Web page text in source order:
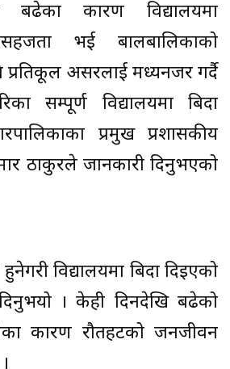
बढेका कारण विद्यालयमा
भई बालबालिकाको
प्रतिकूल असरलाई मध्यनजर गर्दै
सम्पूर्ण विद्यालयमा बिदा
प्रमुख प्रशासकीय
ठाकुरले जानकारी दिनुभएको
हुनेगरी विद्यालयमा बिदा दिइएको
। केही दिनदेखि बढेको
कारण रौतहटको जनजीवन